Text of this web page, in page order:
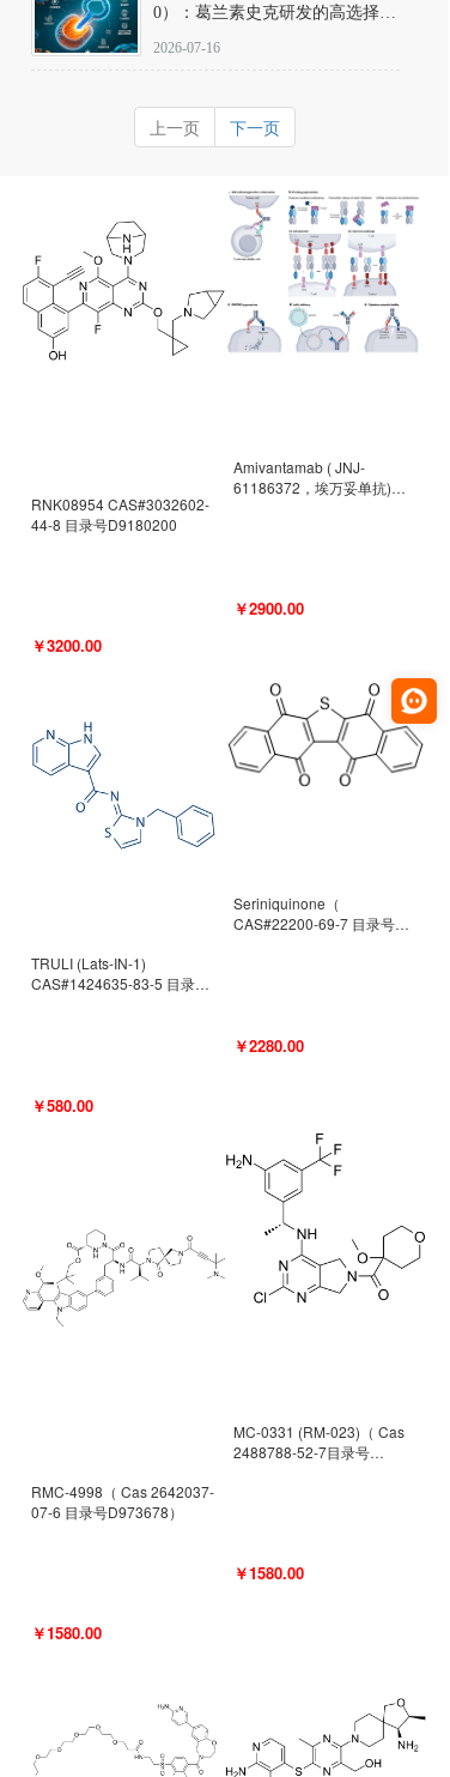
0）：葛兰素史克研发的高选择
抗剂，被广泛视为研究PPARδ核
靶点药理机制的金标准化学探
针。
2026-07-16
上一页 下一页
RNK08954 CAS#3032602-
44-8 目录号D9180200
￥3200.00
TRULI (Lats-IN-1)
CAS#1424635-83-5 目录号
￥580.00
RMC-4998（ Cas 2642037-
07-6 目录号D973678）
￥1580.00
Amivantamab ( JNJ-
61186372，埃万妥单抗)
￥2900.00
Seriniquinone（
CAS#22200-69-7 目录号
￥2280.00
MC-0331 (RM-023)（ Cas
2488788-52-7目录号
￥1580.00